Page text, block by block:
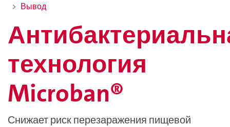
Вывод
технология
Microban®
Снижает риск перезаражения пищевой